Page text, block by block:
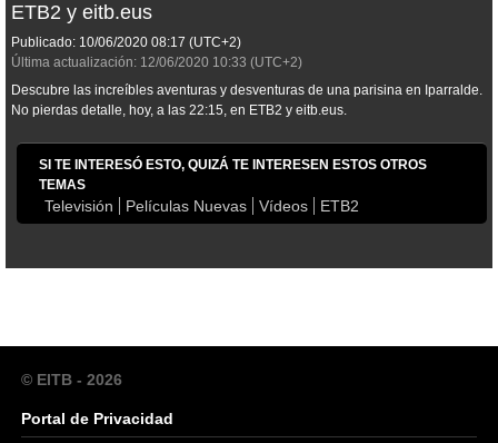
ETB2 y eitb.eus
Publicado: 10/06/2020 08:17 (UTC+2)
Última actualización: 12/06/2020 10:33 (UTC+2)
Descubre las increíbles aventuras y desventuras de una parisina en Iparralde.
No pierdas detalle, hoy, a las 22:15, en ETB2 y eitb.eus.
SI TE INTERESÓ ESTO, QUIZÁ TE INTERESEN ESTOS OTROS
TEMAS
Televisión Películas Nuevas Vídeos ETB2
© EITB - 2026
Portal de Privacidad